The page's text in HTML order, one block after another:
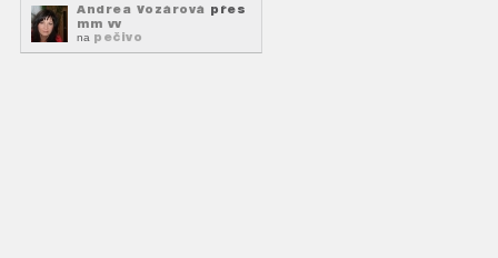
Andrea Vozárová přes
mm vv
na pečivo